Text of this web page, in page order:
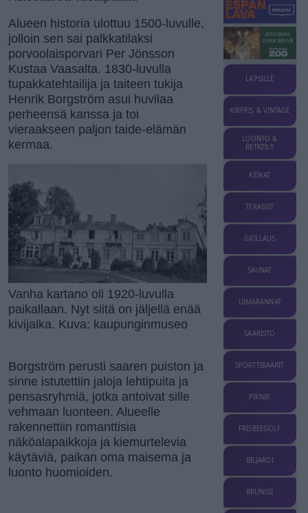
Alueen historia ulottuu 1500-luvulle,
jolloin sen sai palkkatilaksi
porvoolaisporvari Per Jönsson
Kustaa Vaasalta. 1830-luvulla
tupakkatehtailija ja taiteen tukija
Henrik Borgström asui huvilaa
perheensä kanssa ja toi
vieraakseen paljon taide-elämän
kermaa.
Vanha kartano oli 1920-luvulla
paikallaan. Nyt siitä on jäljellä enää
kivijalka. Kuva: kaupunginmuseo
Borgström perusti saaren puiston ja
sinne istutettiin jaloja lehtipuita ja
pensasryhmiä, jotka antoivat sille
vehmaan luonteen. Alueelle
rakennettiin romanttisia
näköalapaikkoja ja kiemurtelevia
käytäviä, paikan oma maisema ja
luonto huomioiden.
LAPSILLE
KIRPPIS & VINTAGE
LUONTO &
RETKEILY
KEIKAT
TERASSIT
GRILLAUS
SAUNAT
UIMARANNAT
SAARISTO
SPORTTIBAARIT
PIKNIK
FRISBEEGOLF
BILJARDI
BRUNSSI